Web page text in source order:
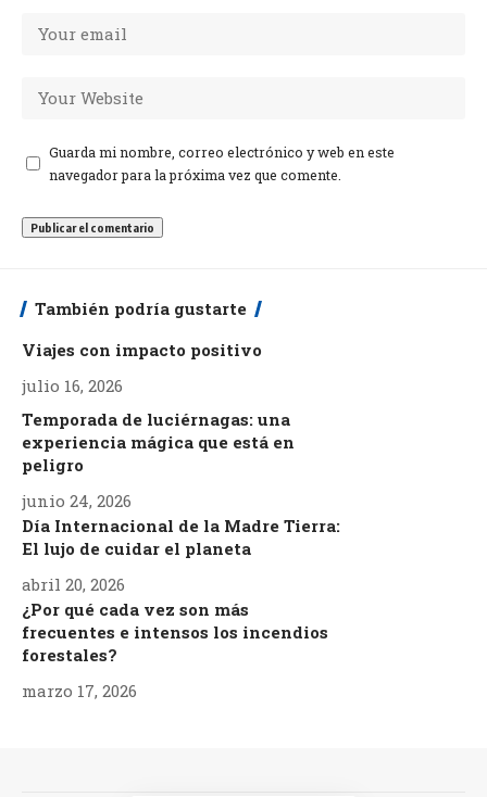
Guarda mi nombre, correo electrónico y web en este
navegador para la próxima vez que comente.
También podría gustarte
Viajes con impacto positivo
julio 16, 2026
Temporada de luciérnagas: una
experiencia mágica que está en
peligro
junio 24, 2026
Día Internacional de la Madre Tierra:
El lujo de cuidar el planeta
abril 20, 2026
¿Por qué cada vez son más
frecuentes e intensos los incendios
forestales?
marzo 17, 2026